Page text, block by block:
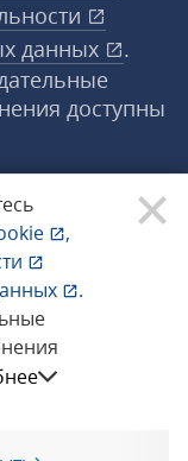
,
.
данных
.
доступны
права